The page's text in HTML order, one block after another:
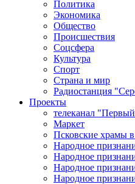
Политика
Экономика
Общество
Происшествия
Соцсфера
Культура
Спорт
Страна и мир
Радиостанция
Проекты
телеканал
Маркет
Псковские
Народное
Народное
Народное
Народное